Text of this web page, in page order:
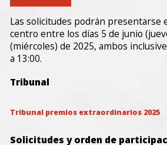
Las solicitudes podrán presentarse
centro entre los días 5 de junio
(miércoles) de 2025, ambos
a 13:00.
Tribunal
Tribunal premios extraordinarios 2025
Solicitudes y orden de